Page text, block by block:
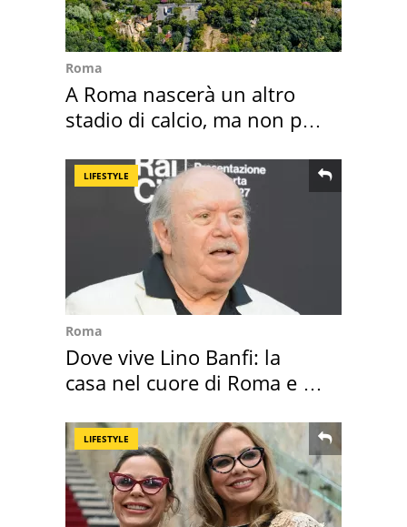
Roma
A Roma nascerà un altro
stadio di calcio, ma non per
LIFESTYLE
Roma
Dove vive Lino Banfi: la
casa nel cuore di Roma e i
LIFESTYLE